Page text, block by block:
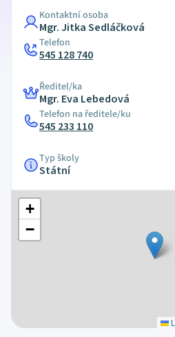
Kontaktní osoba
Mgr. Jitka Sedláčková
Telefon
545 128 740
Ředitel/ka
Mgr. Eva Lebedová
Telefon na ředitele/ku
545 233 110
Typ školy
Státní
+
−